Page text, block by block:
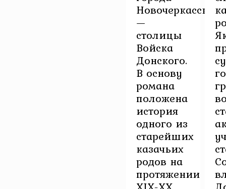
Новочеркасска
—
столицы
Войска
Донского.
В основу
романа
положена
история
одного из
старейших
казачьих
родов на
протяжении